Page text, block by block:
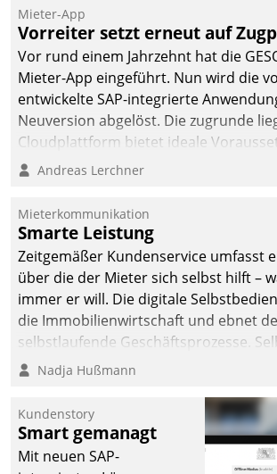
Mieter-App
Vorreiter setzt erneut auf
Vor rund einem Jahrzehnt hat die
Mieter-App eingeführt. Nun wird die
entwickelte SAP-integrierte
Neuversion abgelöst. Die zugrunde
Cloudplattform bietet ideale
die Funktionalität der App zu
integrieren.
Andreas Lerchner
Mieterkommunikation
Smarte Leistung
Zeitgemäßer Kundenservice umfasst
über die der Mieter sich selbst hilft –
immer er will. Die digitale
die Immobilienwirtschaft und ebnet
selbstlaufende Geschäftsprozesse.
Kunde und smart der Serviceanbieter.
Nadja Hußmann
Kundenstory
Smart gemanagt
Mit neuen SAP-